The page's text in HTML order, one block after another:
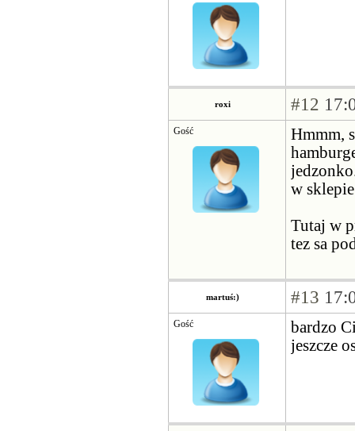
roxi #12
Gość
Hmmm,
w
Tutaj w
tez sa
martuś:) #13
Gość
bardzo
jeszcze